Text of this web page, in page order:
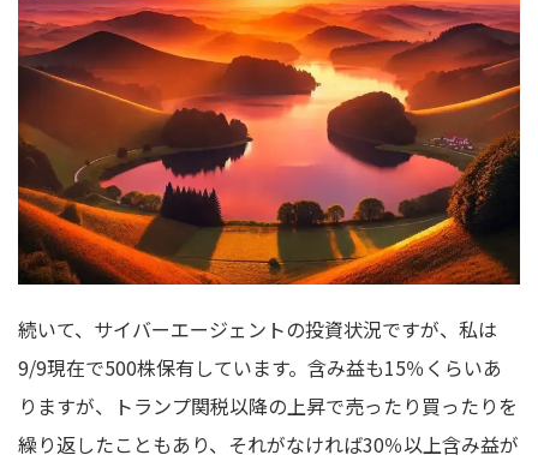
続いて、サイバーエージェントの投資状況ですが、私は
9/9現在で500株保有しています。含み益も15％くらいあ
りますが、トランプ関税以降の上昇で売ったり買ったりを
繰り返したこともあり、それがなければ30％以上含み益が